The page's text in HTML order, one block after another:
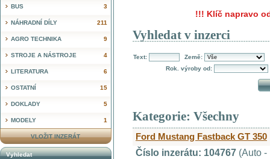
!!! Klíč napravo
Vyhledat v inzerci
Text:
Země:
Rok. výroby od:
Kategorie: Všechny
Ford Mustang Fastback GT 350
Číslo inzerátu: 104767 (Auto -
3
BUS
211
NÁHRADNÍ DÍLY
9
AGRO TECHNIKA
4
STROJE A NÁSTROJE
6
LITERATURA
15
OSTATNÍ
5
DOKLADY
1
MODELY
VLOŽIT INZERÁT
Vyhledat